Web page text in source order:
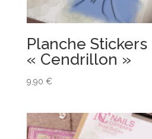
Planche Stickers
« Cendrillon »
9,90 €